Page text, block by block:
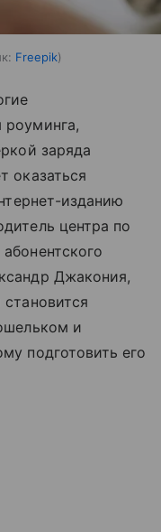
Freepik
роуминга,
заряда
оказаться
изданию
центра по
Джакония,
и
подготовить его